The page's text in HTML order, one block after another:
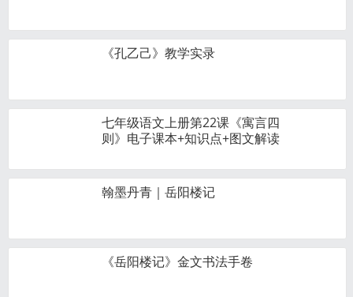
《孔乙己》教学实录
七年级语文上册第22课《寓言四
则》电子课本+知识点+图文解读
翰墨丹青｜岳阳楼记
《岳阳楼记》金文书法手卷